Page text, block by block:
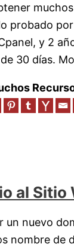
probado
y 2
30 días.
al Sitio
un nuevo
nombre de